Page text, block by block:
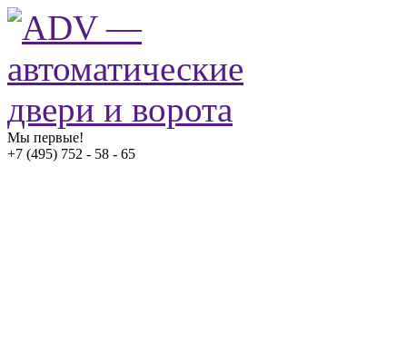
Мы первые!
+7 (495) 752 - 58 - 65